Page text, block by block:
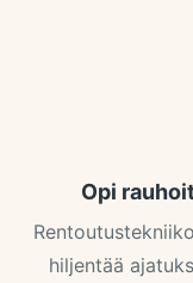
Opi
hiljentää